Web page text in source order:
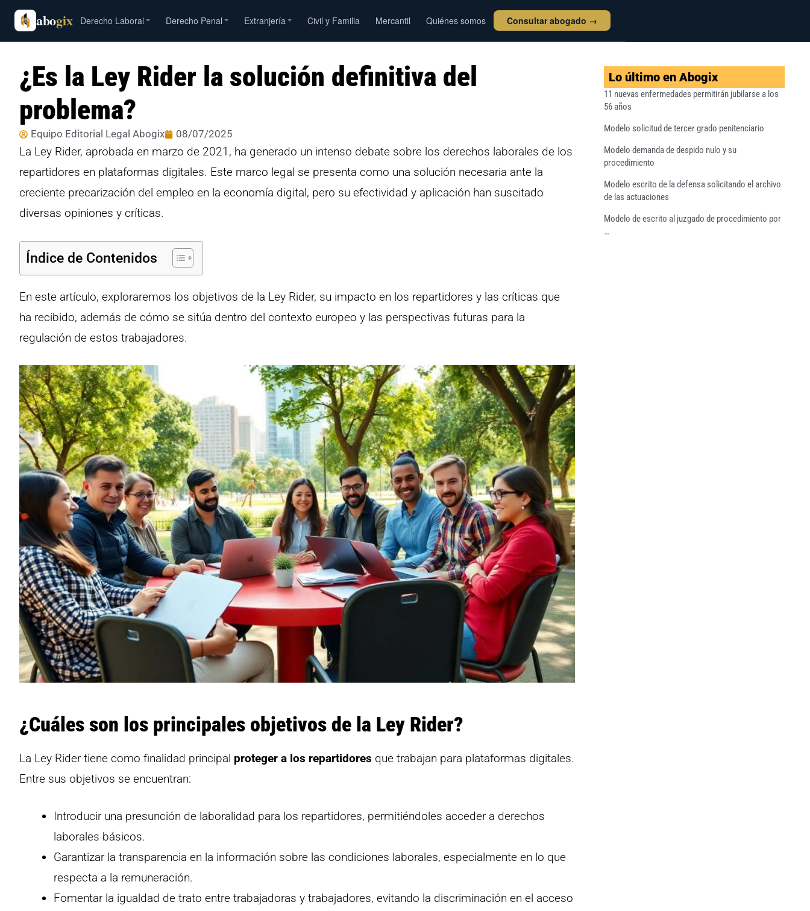
abogix Derecho Laboral Derecho Penal Extranjería Civil y Familia Mercantil Quiénes somos Consultar abogado →
¿Es la Ley Rider la solución definitiva del
problema?
Equipo Editorial Legal Abogix 08/07/2025
La Ley Rider, aprobada en marzo de 2021, ha generado un intenso debate sobre los derechos laborales de los
repartidores en plataformas digitales. Este marco legal se presenta como una solución necesaria ante la
creciente precarización del empleo en la economía digital, pero su efectividad y aplicación han suscitado
diversas opiniones y críticas.
Índice de Contenidos
En este artículo, exploraremos los objetivos de la Ley Rider, su impacto en los repartidores y las críticas que
ha recibido, además de cómo se sitúa dentro del contexto europeo y las perspectivas futuras para la
regulación de estos trabajadores.
¿Cuáles son los principales objetivos de la Ley Rider?
La Ley Rider tiene como finalidad principal proteger a los repartidores que trabajan para plataformas digitales.
Entre sus objetivos se encuentran:
Introducir una presunción de laboralidad para los repartidores, permitiéndoles acceder a derechos
laborales básicos.
Garantizar la transparencia en la información sobre las condiciones laborales, especialmente en lo que
respecta a la remuneración.
Fomentar la igualdad de trato entre trabajadoras y trabajadores, evitando la discriminación en el acceso
Lo último en Abogix
11 nuevas enfermedades permitirán jubilarse a los
56 años
Modelo solicitud de tercer grado penitenciario
Modelo demanda de despido nulo y su
procedimiento
Modelo escrito de la defensa solicitando el archivo
de las actuaciones
Modelo de escrito al juzgado de procedimiento por
…